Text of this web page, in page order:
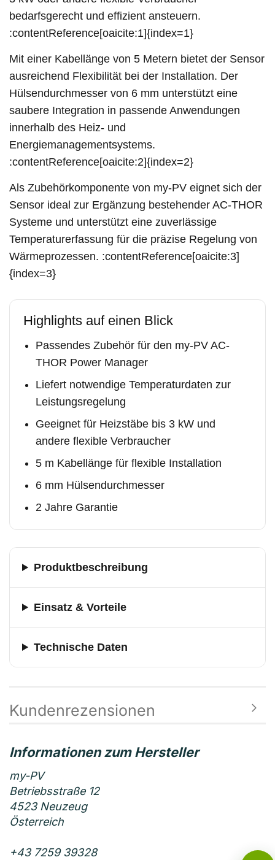
bedarfsgerecht und effizient ansteuern.
:contentReference[oaicite:1]{index=1}
Mit einer Kabellänge von 5 Metern bietet der Sensor
ausreichend Flexibilität bei der Installation. Der
Hülsendurchmesser von 6 mm unterstützt eine
saubere Integration in passende Anwendungen
innerhalb des Heiz- und
Energiemanagementsystems.
:contentReference[oaicite:2]{index=2}
Als Zubehörkomponente von my-PV eignet sich der
Sensor ideal zur Ergänzung bestehender AC-THOR
Systeme und unterstützt eine zuverlässige
Temperaturerfassung für die präzise Regelung von
Wärmeprozessen. :contentReference[oaicite:3]
{index=3}
Highlights auf einen Blick
Passendes Zubehör für den my-PV AC-
THOR Power Manager
Liefert notwendige Temperaturdaten zur
Leistungsregelung
Geeignet für Heizstäbe bis 3 kW und
andere flexible Verbraucher
5 m Kabellänge für flexible Installation
6 mm Hülsendurchmesser
2 Jahre Garantie
Produktbeschreibung
Einsatz & Vorteile
Technische Daten
Kundenrezensionen
my-PV
Betriebsstraße 12
4523 Neuzeug
Österreich
+43 7259 39328